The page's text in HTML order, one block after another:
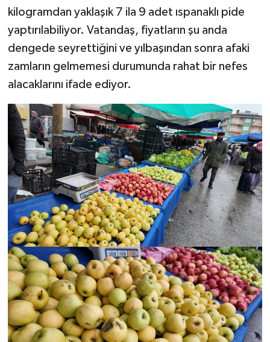
kilogramdan yaklaşık 7 ila 9 adet ıspanaklı pide
yaptırılabiliyor. Vatandaş, fiyatların şu anda
dengede seyrettiğini ve yılbaşından sonra afaki
zamların gelmemesi durumunda rahat bir nefes
alacaklarını ifade ediyor.